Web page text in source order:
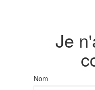
Je
Nom